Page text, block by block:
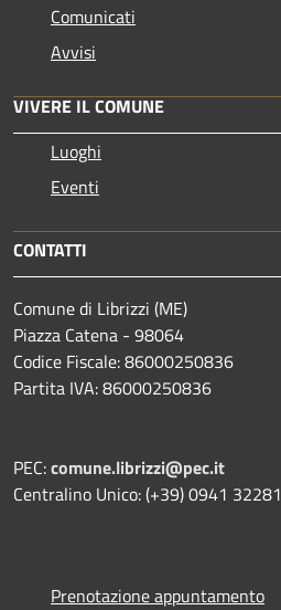
Comunicati
Avvisi
VIVERE IL COMUNE
Luoghi
Eventi
CONTATTI
Comune di Librizzi (ME)
Piazza Catena - 98064
Codice Fiscale: 86000250836
Partita IVA: 86000250836
PEC:comune.librizzi@pec.it
Centralino Unico: (+39) 0941 32281
Prenotazione appuntamento